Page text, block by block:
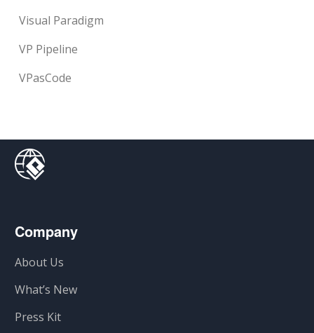
Visual Paradigm
VP Pipeline
VPasCode
Company
About Us
What’s New
Press Kit